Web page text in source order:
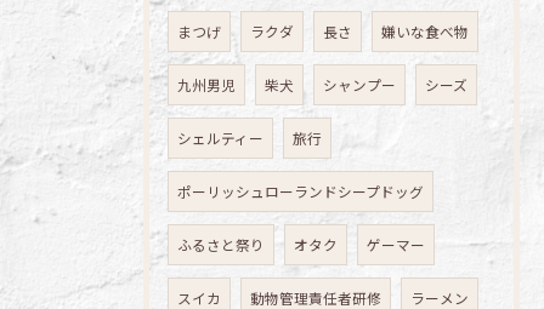
まつげ ラクダ 長さ 嫌いな食べ物
九州男児 柴犬 シャンプー シーズ
シェルティー 旅行
ポーリッシュローランドシープドッグ
ふるさと祭り オタク ゲーマー
スイカ 動物管理責任者研修 ラーメン